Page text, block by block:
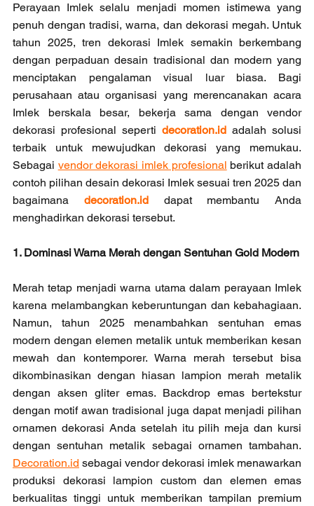
Perayaan Imlek selalu menjadi momen istimewa yang
penuh dengan tradisi, warna, dan dekorasi megah. Untuk
tahun 2025, tren dekorasi Imlek semakin berkembang
dengan perpaduan desain tradisional dan modern yang
menciptakan pengalaman visual luar biasa. Bagi
perusahaan atau organisasi yang merencanakan acara
Imlek berskala besar, bekerja sama dengan vendor
dekorasi profesional seperti decoration.id adalah solusi
terbaik untuk mewujudkan dekorasi yang memukau.
Sebagai vendor dekorasi imlek profesional berikut adalah
contoh pilihan desain dekorasi Imlek sesuai tren 2025 dan
bagaimana decoration.id dapat membantu Anda
menghadirkan dekorasi tersebut.
1. Dominasi Warna Merah dengan Sentuhan Gold Modern
Merah tetap menjadi warna utama dalam perayaan Imlek
karena melambangkan keberuntungan dan kebahagiaan.
Namun, tahun 2025 menambahkan sentuhan emas
modern dengan elemen metalik untuk memberikan kesan
mewah dan kontemporer. Warna merah tersebut bisa
dikombinasikan dengan hiasan lampion merah metalik
dengan aksen gliter emas. Backdrop emas bertekstur
dengan motif awan tradisional juga dapat menjadi pilihan
ornamen dekorasi Anda setelah itu pilih meja dan kursi
Decoration.id sebagai vendor dekorasi imlek menawarkan
produksi dekorasi lampion custom dan elemen emas
berkualitas tinggi untuk memberikan tampilan premium